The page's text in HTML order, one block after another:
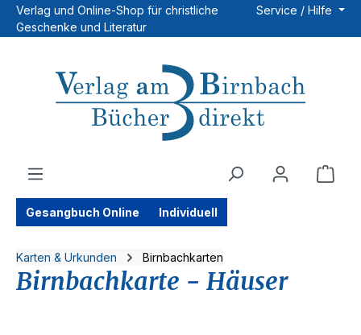
Zum Hauptinhalt springen
Verlag und Online-Shop für christliche
Geschenke und Literatur
Service / Hilfe
Gesangbuch Online Individuell
Karten & Urkunden Birnbachkarten
Birnbachkarte - Häuser